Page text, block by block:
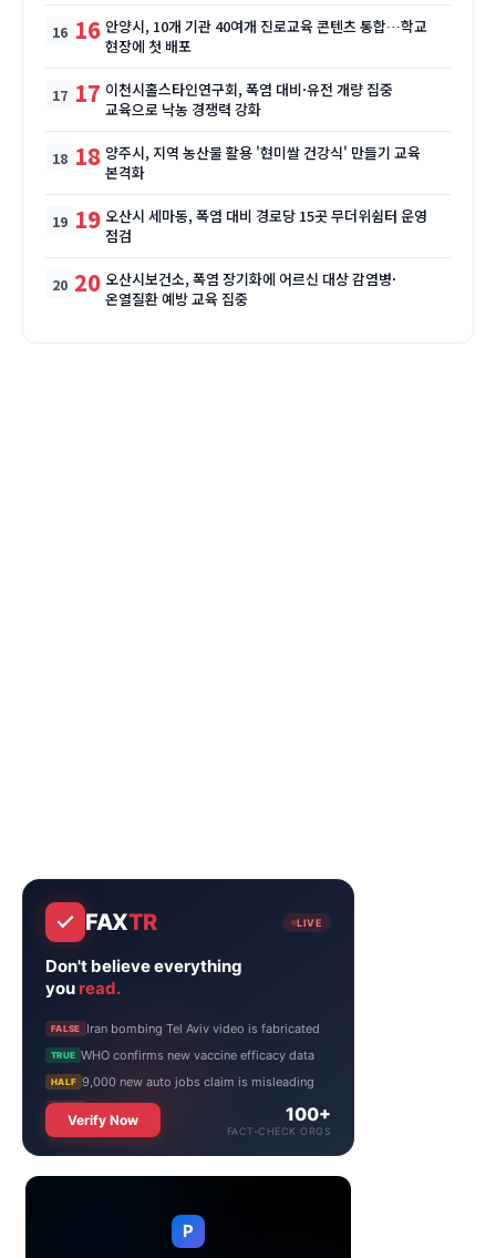
16 안양시, 10개 기관 40여개 진로교육 콘텐츠 통합…학교
현장에 첫 배포
17 이천시홀스타인연구회, 폭염 대비·유전 개량 집중
교육으로 낙농 경쟁력 강화
18 양주시, 지역 농산물 활용 '현미쌀 건강식' 만들기 교육
본격화
19 오산시 세마동, 폭염 대비 경로당 15곳 무더위쉼터 운영
점검
20 오산시보건소, 폭염 장기화에 어르신 대상 감염병·
온열질환 예방 교육 집중